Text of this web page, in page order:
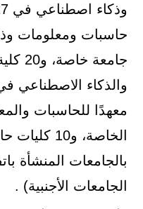
معهدًا للحاسبات
الخاصة،
بالجامعات المنشأة
الجامعات الأجنبية) .